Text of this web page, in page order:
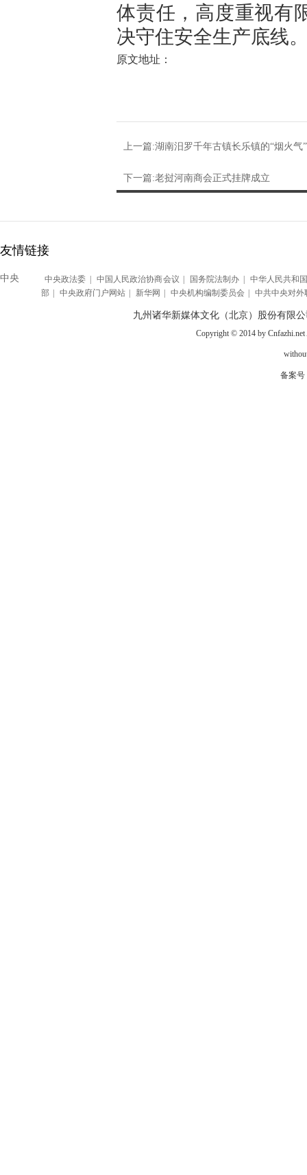
体责任，高度重视有
决守住安全生产底线
原文地址：
上一篇:湖南汨罗千年古镇长乐镇的“烟火气”
下一篇:老挝河南商会正式挂牌成立
友情链接
中央 中央政法委 中国人民政治协商会议 国务院法制办
中华人民共和
部
中央政府门户网站 新华网 中央机构编制委员会 中共中央对外
九州诸华新媒体文化（北京）股份有限
Copyright © 2014 by
备案号